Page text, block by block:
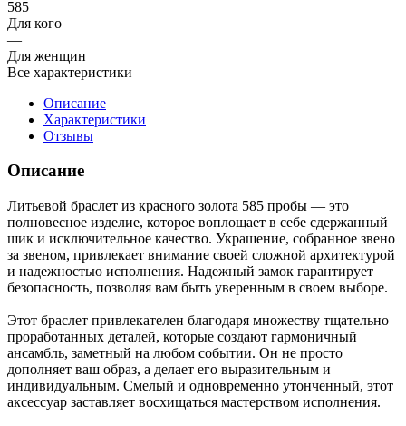
585
Для кого
—
Для женщин
Все характеристики
Описание
Характеристики
Отзывы
Описание
Литьевой браслет из красного золота 585 пробы — это
полновесное изделие, которое воплощает в себе сдержанный
шик и исключительное качество. Украшение, собранное звено
за звеном, привлекает внимание своей сложной архитектурой
и надежностью исполнения. Надежный замок гарантирует
безопасность, позволяя вам быть уверенным в своем выборе.
Этот браслет привлекателен благодаря множеству тщательно
проработанных деталей, которые создают гармоничный
ансамбль, заметный на любом событии. Он не просто
дополняет ваш образ, а делает его выразительным и
индивидуальным. Смелый и одновременно утонченный, этот
аксессуар заставляет восхищаться мастерством исполнения.